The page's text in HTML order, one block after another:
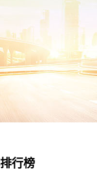
行榜